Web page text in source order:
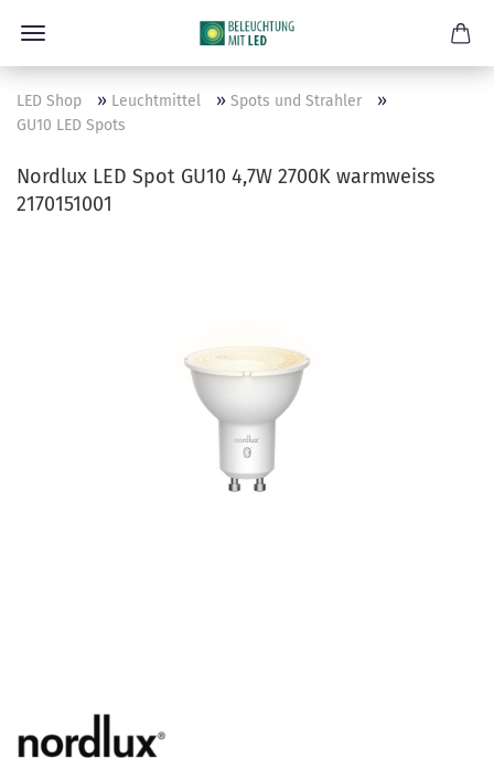
LED Shop » Leuchtmittel » Spots und Strahler »
GU10 LED Spots
Nordlux LED Spot GU10 4,7W 2700K warmweiss
2170151001